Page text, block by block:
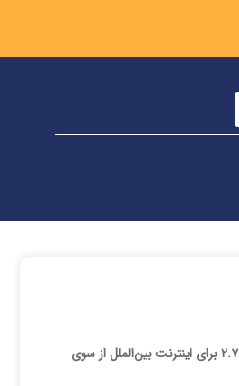
تکذیب اعمال ضریب ۲.۷ برای اینترنت بین‌الملل از سوی